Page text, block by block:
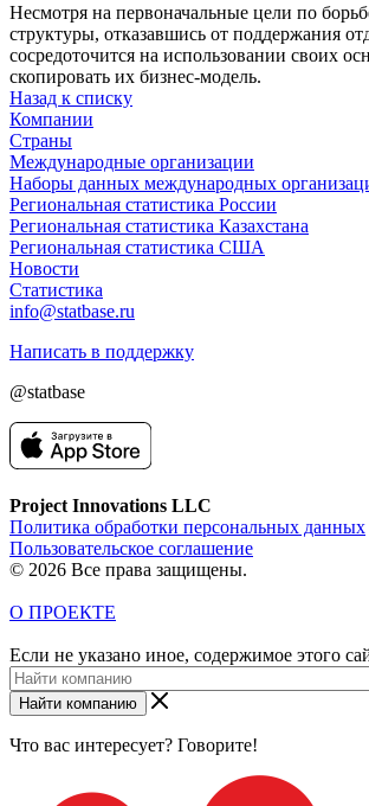
Несмотря на первоначальные цели по
структуры, отказавшись от поддержания
сосредоточится на использовании своих
скопировать их бизнес-модель.
Назад к списку
Компании
Страны
Международные организации
Наборы данных международных
Региональная статистика России
Региональная статистика Казахстана
Региональная статистика США
Новости
Статистика
info@statbase.ru
Написать в поддержку
@statbase
Project Innovations LLC
Политика обработки персональных данных
Пользовательское соглашение
© 2026 Все права защищены.
О ПРОЕКТЕ
Если не указано иное, содержимое этого
Найти компанию
Что вас интересует? Говорите!